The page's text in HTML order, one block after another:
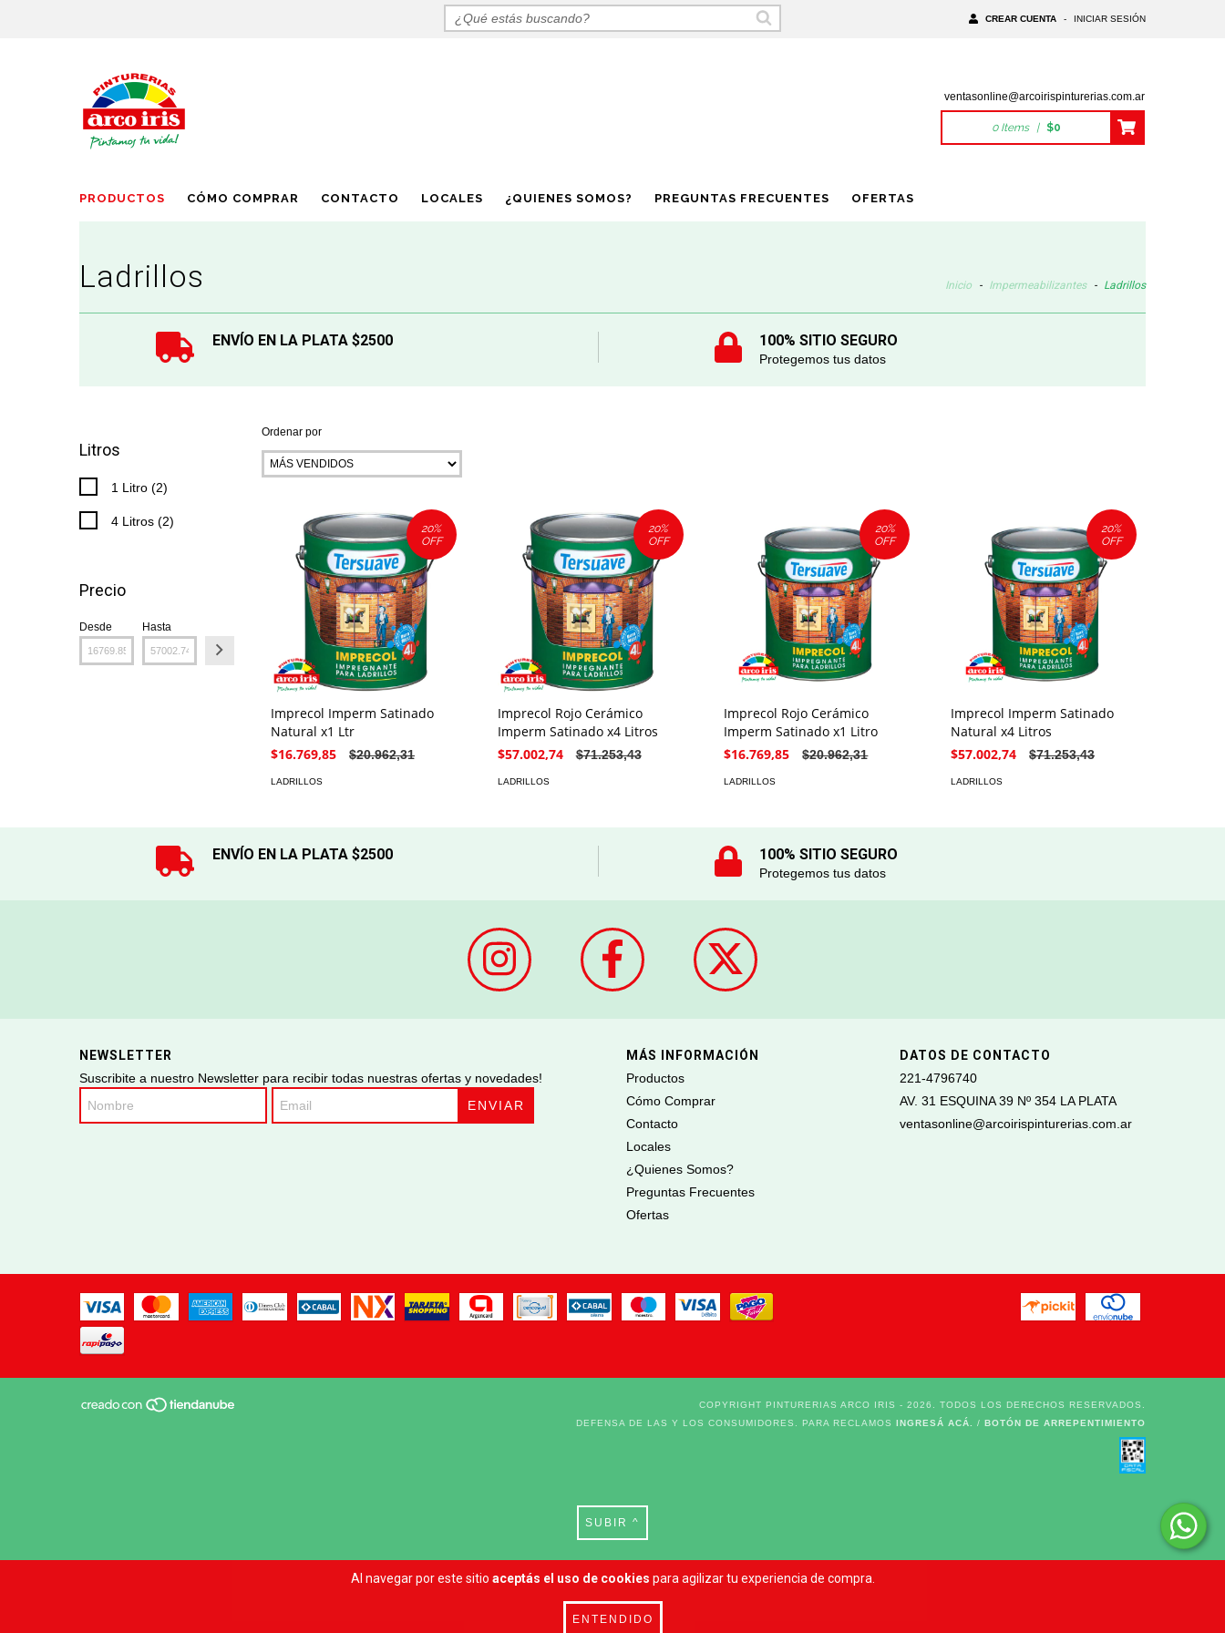
CREAR CUENTA - INICIAR SESIÓN
Al navegar por este sitio aceptás el uso de cookies para agilizar tu experiencia de compra.
ENTENDIDO
ventasonline@arcoirispinturerias.com.ar
0 Items | $0
PRODUCTOS CÓMO COMPRAR CONTACTO LOCALES ¿QUIENES SOMOS? PREGUNTAS FRECUENTES OFERTAS
Ladrillos Inicio - Impermeabilizantes - Ladrillos
ENVÍO EN LA PLATA $2500 100% SITIO SEGURO
Protegemos tus datos
Litros
1 Litro (2)
4 Litros (2)
Precio
Desde Hasta
Ordenar por
20%
OFF
Imprecol Imperm Satinado
Natural x1 Ltr
$16.769,85
$20.962,31
LADRILLOS
20%
OFF
Imprecol Rojo Cerámico
Imperm Satinado x4 Litros
$57.002,74
$71.253,43
LADRILLOS
20%
OFF
Imprecol Rojo Cerámico
Imperm Satinado x1 Litro
$16.769,85
$20.962,31
LADRILLOS
20%
OFF
Imprecol Imperm Satinado
Natural x4 Litros
$57.002,74
$71.253,43
LADRILLOS
ENVÍO EN LA PLATA $2500 100% SITIO SEGURO
Protegemos tus datos
NEWSLETTER
Suscribite a nuestro Newsletter para recibir todas nuestras ofertas y novedades!
MÁS INFORMACIÓN
Productos
Cómo Comprar
Contacto
Locales
¿Quienes Somos?
Preguntas Frecuentes
Ofertas
DATOS DE CONTACTO
221-4796740
AV. 31 ESQUINA 39 Nº 354 LA PLATA
ventasonline@arcoirispinturerias.com.ar
COPYRIGHT PINTURERIAS ARCO IRIS - 2026. TODOS LOS DERECHOS RESERVADOS.
DEFENSA DE LAS Y LOS CONSUMIDORES. PARA RECLAMOS INGRESÁ ACÁ. / BOTÓN DE ARREPENTIMIENTO
SUBIR ^